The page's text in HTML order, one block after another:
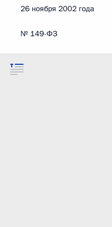
26 ноября 2002 года
№ 149-ФЗ